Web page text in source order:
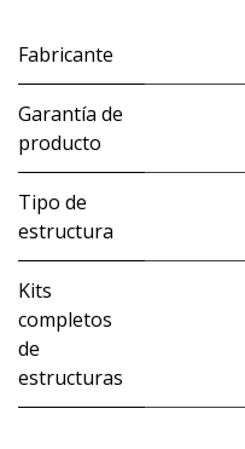
Fabricante
Garantía de
producto
Tipo de
estructura
Kits
completos
de
estructuras